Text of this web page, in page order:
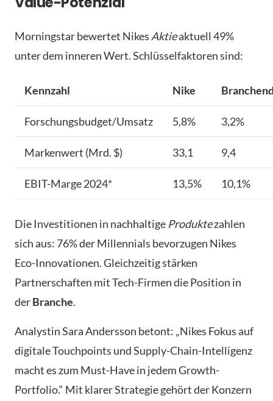
Morningstar bewertet Nikes Aktieaktuell 49%
unter dem inneren Wert. Schlüsselfaktoren sind:
Kennzahl Nike
Forschungsbudget/Umsatz 5,8% 3,2%
Markenwert (Mrd. $) 33,1 9,4
EBIT-Marge 2024* 13,5% 10,1%
Die Investitionen in nachhaltige Produktezahlen
sich aus: 76% der Millennials bevorzugen Nikes
Eco-Innovationen. Gleichzeitig stärken
Partnerschaften mit Tech-Firmen die Position in
derBranche.
Analystin Sara Andersson betont: „Nikes Fokus auf
digitale Touchpoints und Supply-Chain-Intelligenz
macht es zum Must-Have in jedem Growth-
Portfolio.“ Mit klarer Strategie gehört der Konzern